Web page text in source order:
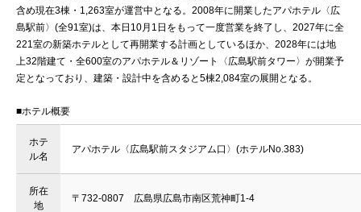
含め現在3棟・1,263室が運営中となる。2008年に開業したアパホテル〈広
島駅前〉(全91室)は、本日10月1日をもって一度営業を終了し、2027年に全
221室の新築ホテルとして再開業する計画としているほか、2028年には地
上32階建て・全600室のアパホテル＆リゾート〈広島駅前タワー〉が開業予
定となっており、建築・設計中を含めると5棟2,084室の展開となる。
■ホテル概要
ホテ
ル名
アパホテル〈広島駅前スタジアム口〉(ホテルNo.383)
所在
地
〒732-0807 広島県広島市南区荒神町1-4